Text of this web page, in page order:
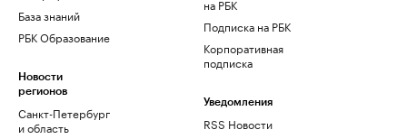
База знаний
РБК Образование
Новости
регионов
Санкт-Петербург
и область
на РБК
Подписка на РБК
Корпоративная
подписка
Уведомления
RSS Новости